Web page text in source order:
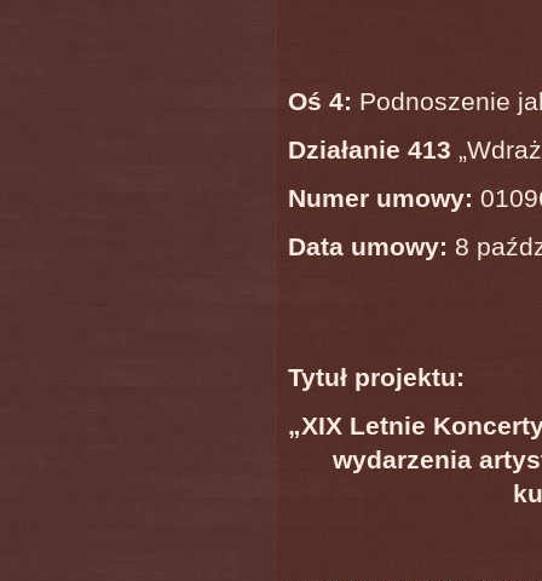
Oś 4: Podnoszenie
Działanie 413
Numer umowy:
Data umowy: 8
Tytuł projektu:
„XIX Letnie
wydarzenia